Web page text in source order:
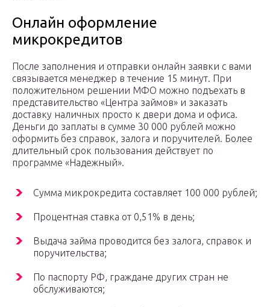
Онлайн оформление
микрокредитов
После заполнения и отправки онлайн заявки с вами
связывается менеджер в течение 15 минут. При
положительном решении МФО можно подъехать в
представительство «Центра займов» и заказать
доставку наличных просто к двери дома и офиса.
Деньги до заплаты в сумме 30 000 рублей можно
оформить без справок, залога и поручителей. Более
длительный срок пользования действует по
программе «Надежный».
Сумма микрокредита составляет 100 000 рублей;
Процентная ставка от 0,51% в день;
Выдача займа проводится без залога, справок и
поручительства;
По паспорту РФ, граждане других стран не
обслуживаются;